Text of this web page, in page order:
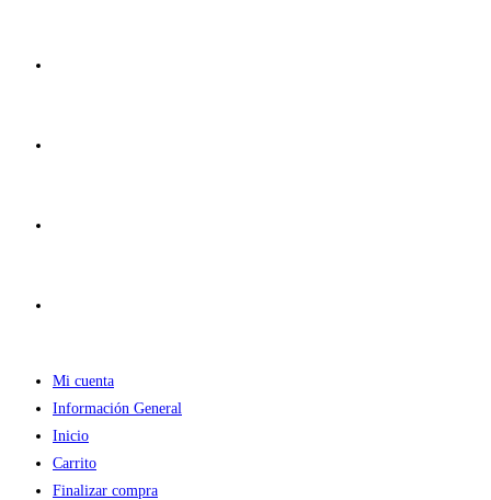
Mi cuenta
Información General
Inicio
Carrito
Finalizar compra